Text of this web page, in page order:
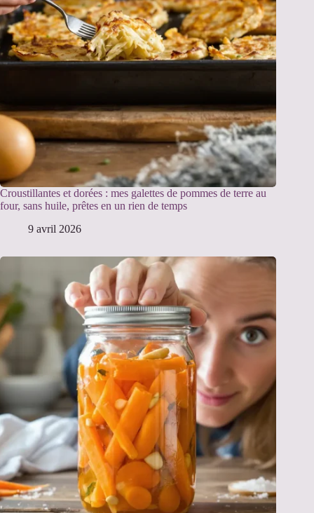
Croustillantes et dorées : mes galettes de pommes de terre au
four, sans huile, prêtes en un rien de temps
9 avril 2026